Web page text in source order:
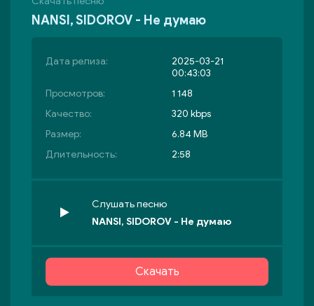
NANSI, SIDOROV - Не думаю
Дата релиза:
2025-03-21
00:43:03
Просмотров:
1 148
Качество:
320 kbps
Размер:
6.84 MB
Длительность:
2:58
Слушать песню
NANSI, SIDOROV - Не думаю
Скачать